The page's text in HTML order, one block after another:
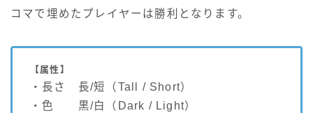
コマで埋めたプレイヤーは勝利となります。
【属性】
・長さ 長/短（Tall / Short）
・色 黒/白（Dark / Light）